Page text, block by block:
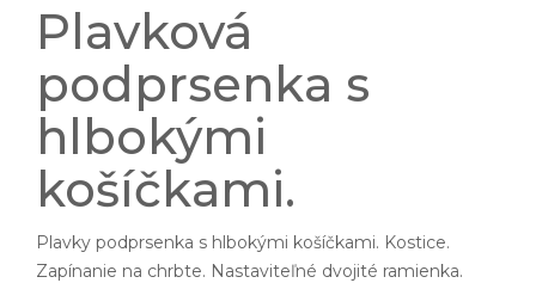
Plavková
podprsenka s
hlbokými
košíčkami.
Plavky podprsenka s hlbokými košíčkami. Kostice.
Zapínanie na chrbte. Nastaviteľné dvojité ramienka.